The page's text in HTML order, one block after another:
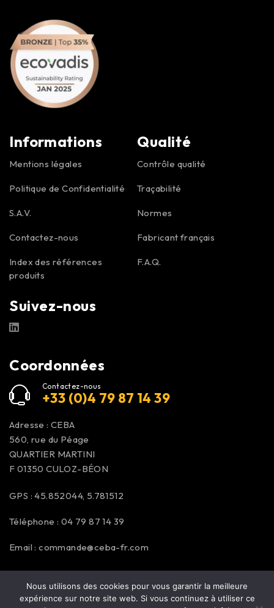
Informations
Mentions légales
Politique de Confidentialité
S.A.V.
Contactez-nous
Index des références
produits
Suivez-nous
Qualité
Contrôle qualité
Traçabilité
Normes
Fabricant français
F.A.Q.
Coordonnées
Contactez-nous
+33 (0)4 79 87 14 39
Adresse : CEBA
560, rue du Péage
QUARTIER MARTINI
F 01350CULOZ-BÉON
GPS : 45.852044, 5.781512
Téléphone : 04 79 87 14 39
Email :commande@ceba-fr.com
© Copyright 2025Ceba. Tous droits réservés. | Réalisation
Nous utilisons des cookies pour vous garantir la meilleure
expérience sur notre site web. Si vous continuez à utiliser ce